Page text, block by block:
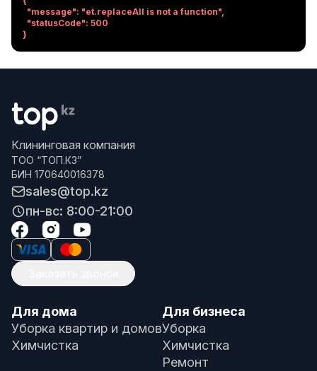
}
Клининговая компания
ТОО “ТОП.КЗ”
БИН 170640016378
sales@top.kz
пн-вс: 8:00-21:00
Для дома
Уборка квартир и домов
Химчистка
Для бизнеса
Уборка
Химчистка
Ремонт